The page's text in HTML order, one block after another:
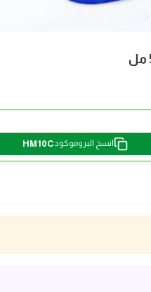
انسخ البروموكودHM10C